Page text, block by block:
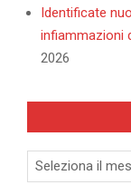
Identificate
infiammazioni
2026
Archivi